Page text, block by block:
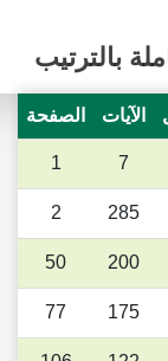
بالترتيب
الآيات الصفحة
7
1
285
2
200
50
175
77